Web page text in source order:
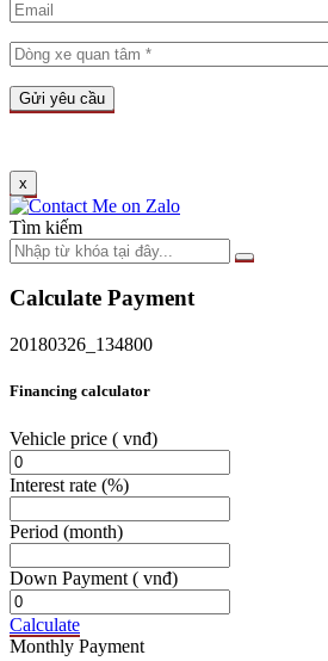
x
Tìm kiếm
Calculate Payment
20180326_134800
Financing calculator
Vehicle price ( vnđ)
Interest rate (%)
Period (month)
Down Payment ( vnđ)
Calculate
Monthly Payment